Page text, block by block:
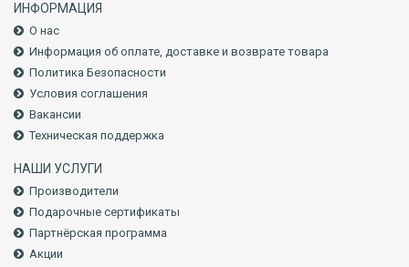
ИНФОРМАЦИЯ
О нас
Информация об оплате, доставке и возврате товара
Политика Безопасности
Условия соглашения
Вакансии
Техническая поддержка
НАШИ УСЛУГИ
Производители
Подарочные сертификаты
Партнёрская программа
Акции